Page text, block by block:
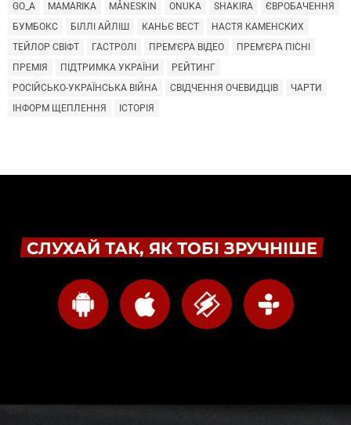
GO_A
MAMARIKA MÅNESKIN ONUKA SHAKIRA
ЄВРОБАЧЕННЯ
БУМБОКС
БІЛЛІ АЙЛІШ КАНЬЄ ВЕСТ
НАСТЯ КАМЕНСКИХ
ТЕЙЛОР СВІФТ
ГАСТРОЛІ ПРЕМ'ЄРА ВІДЕО
ПРЕМ'ЄРА ПІСНІ
ПРЕМІЯ
ПІДТРИМКА УКРАЇНИ
РЕЙТИНГ
РОСІЙСЬКО-УКРАЇНСЬКА ВІЙНА
СВІДЧЕННЯ ОЧЕВИДЦІВ
ЧАРТИ
ІНФОРМ ЩЕПЛЕННЯ
ІСТОРІЯ
СЛУХАЙ ТАК, ЯК ТОБІ ЗРУЧНІШЕ